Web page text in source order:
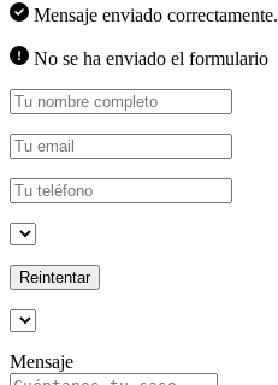
Mensaje enviado correctamente.
No se ha enviado el formulario
Reintentar
Mensaje